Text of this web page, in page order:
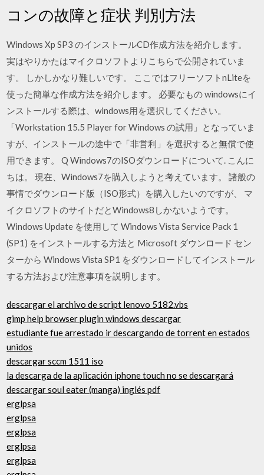
コンの故障と症状 判別方法
Windows Xp SP3 のインストールCD作成方法を紹介します。
実はやりかたはマイクロソフトよりこちらで公開されていま
す。 しかしかなり難しいです。 ここではフリーソフトnLiteを
使った簡単な作成方法を紹介します。 必要なもの windowsにイ
ンストールする際は、windows用を選択してください。
「Workstation 15.5 Player for Windows の試用」となっていま
すが、インストールの途中で「非営利」を選択すると無償で使
用できます。 Q Windows7のISOダウンロードについて. こんに
ちは。 現在、Windows7を購入しようと考えています。 諸般の
事情でダウンロード版（ISO形式）を購入したいのですが、 マ
イクロソフトのサイトだとWindows8しかないようです。
Windows Update を使用して Windows Vista Service Pack 1
(SP1) をインストールする方法と Microsoft ダウンロード セン
ターから Windows Vista SP1 をダウンロードしてインストール
する方法および注意事項を説明します。
descargar el archivo de script lenovo 5182.vbs
gimp help browser plugin windows descargar
estudiante fue arrestado ir descargando de torrent en estados
unidos
descargar sccm 1511 iso
la descarga de la aplicación iphone touch no se descargará
descargar soul eater (manga) inglés pdf
erglpsa
erglpsa
erglpsa
erglpsa
erglpsa